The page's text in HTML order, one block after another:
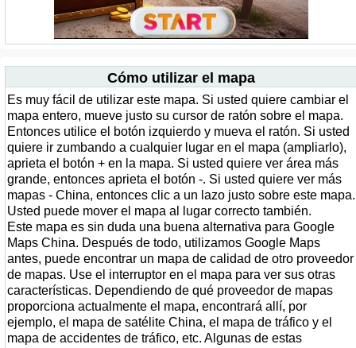
Cómo utilizar el mapa
Es muy fácil de utilizar este mapa. Si usted quiere cambiar el
mapa entero, mueve justo su cursor de ratón sobre el mapa.
Entonces utilice el botón izquierdo y mueva el ratón. Si usted
quiere ir zumbando a cualquier lugar en el mapa (ampliarlo),
aprieta el botón + en la mapa. Si usted quiere ver área más
grande, entonces aprieta el botón -. Si usted quiere ver más
mapas - China, entonces clic a un lazo justo sobre este mapa.
Usted puede mover el mapa al lugar correcto también.
Este mapa es sin duda una buena alternativa para Google
Maps China. Después de todo, utilizamos Google Maps
antes, puede encontrar un mapa de calidad de otro proveedor
de mapas. Use el interruptor en el mapa para ver sus otras
características. Dependiendo de qué proveedor de mapas
proporciona actualmente el mapa, encontrará allí, por
ejemplo, el mapa de satélite China, el mapa de tráfico y el
mapa de accidentes de tráfico, etc. Algunas de estas